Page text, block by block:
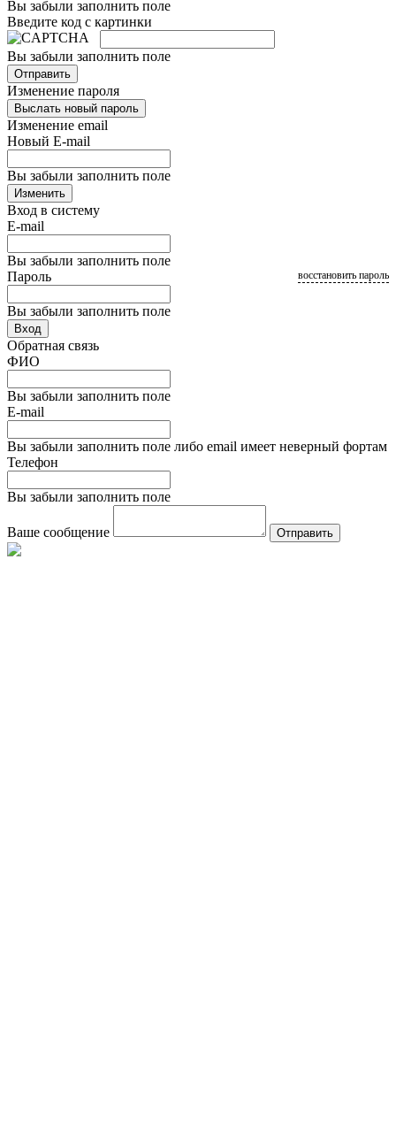
Вы забыли заполнить поле
Введите код с картинки
Вы забыли заполнить поле
Отправить
Изменение пароля
Выслать новый пароль
Изменение email
Новый E-mail
Вы забыли заполнить поле
Изменить
Вход в систему
E-mail
Вы забыли заполнить поле
Пароль
Вы забыли заполнить поле
восстановить пароль
Вход
Обратная связь
ФИО
Вы забыли заполнить поле
E-mail
Вы забыли заполнить поле либо email имеет неверный фортам
Телефон
Вы забыли заполнить поле
Ваше сообщение Отправить